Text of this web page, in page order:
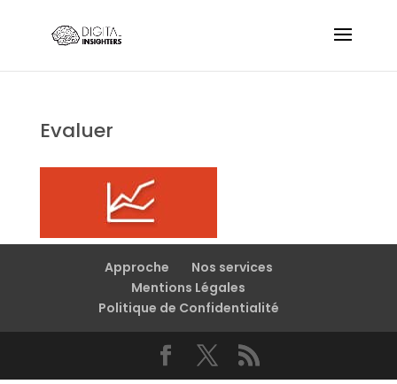
Evaluer
Approche
Nos services
Mentions Légales
Politique de Confidentialité